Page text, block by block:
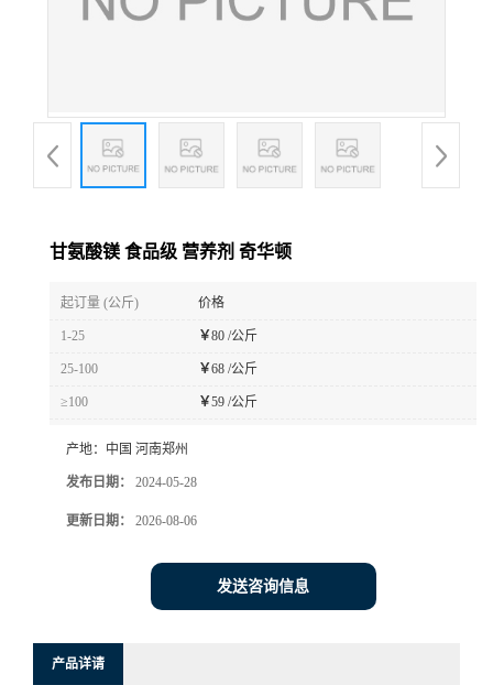
甘氨酸镁 食品级 营养剂 奇华顿
起订量 (公斤) 价格
1-25 ￥80 /公斤
25-100 ￥68 /公斤
≥100 ￥59 /公斤
产地： 中国 河南郑州
发布日期： 2024-05-28
更新日期： 2026-08-06
发送咨询信息
产品详请